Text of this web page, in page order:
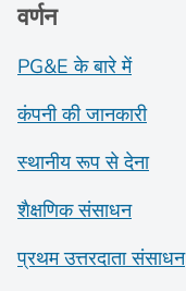
वर्णन
PG&E के बारे में
कंपनी की जानकारी
स्थानीय रूप से देना
शैक्षणिक संसाधन
प्रथम उत्तरदाता संसाधन